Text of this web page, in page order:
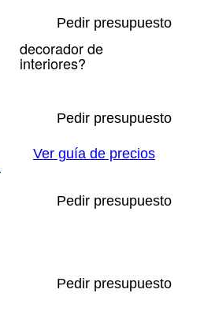
Pedir presupuesto
Pedir presupuesto
Pedir presupuesto
Pedir presupuesto
decorador de
interiores?
Ver guía de precios